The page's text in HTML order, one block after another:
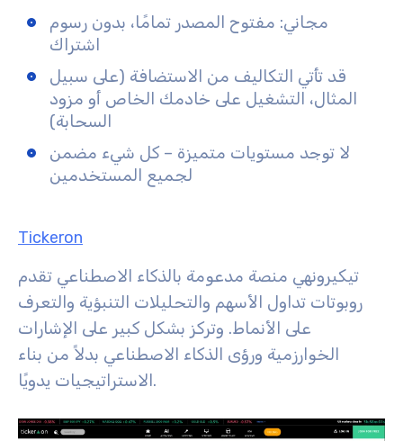
مجاني: مفتوح المصدر تمامًا، بدون رسوم
اشتراك
قد تأتي التكاليف من الاستضافة (على سبيل
المثال، التشغيل على خادمك الخاص أو مزود
السحابة)
لا توجد مستويات متميزة – كل شيء مضمن
لجميع المستخدمين
Tickeron
تيكيرونهي منصة مدعومة بالذكاء الاصطناعي تقدم
روبوتات تداول الأسهم والتحليلات التنبؤية والتعرف
على الأنماط. وتركز بشكل كبير على الإشارات
الخوارزمية ورؤى الذكاء الاصطناعي بدلاً من بناء
الاستراتيجيات يدويًا.